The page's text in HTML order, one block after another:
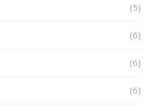
(5)
(6)
(6)
(6)